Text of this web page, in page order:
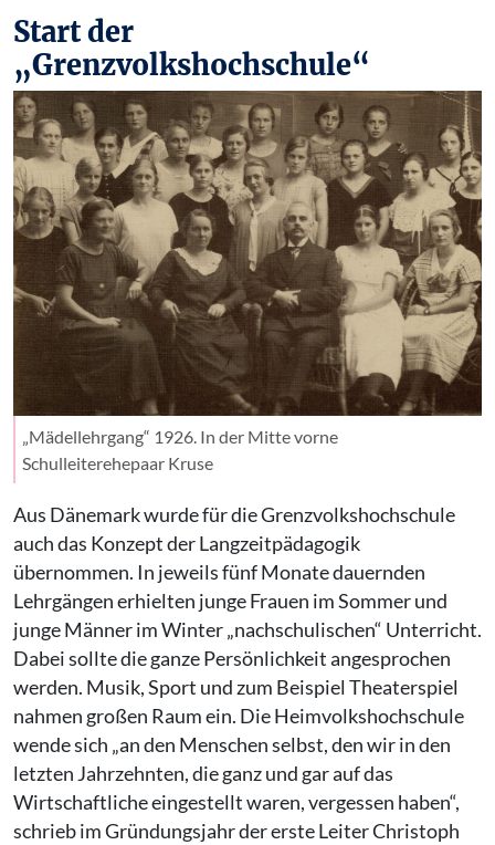
Start der
„Grenzvolkshochschule“
„Mädellehrgang“ 1926. In der Mitte vorne
Schulleiterehepaar Kruse
Aus Dänemark wurde für die Grenzvolkshochschule
auch das Konzept der Langzeitpädagogik
übernommen. In jeweils fünf Monate dauernden
Lehrgängen erhielten junge Frauen im Sommer und
junge Männer im Winter „nachschulischen“ Unterricht.
Dabei sollte die ganze Persönlichkeit angesprochen
werden. Musik, Sport und zum Beispiel Theaterspiel
nahmen großen Raum ein. Die Heimvolkshochschule
wende sich „an den Menschen selbst, den wir in den
letzten Jahrzehnten, die ganz und gar auf das
Wirtschaftliche eingestellt waren, vergessen haben“,
schrieb im Gründungsjahr der erste Leiter Christoph